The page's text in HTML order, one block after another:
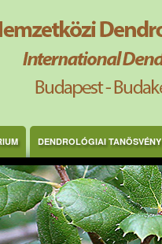
DENDROLÓGIAI TANÖSVÉNY